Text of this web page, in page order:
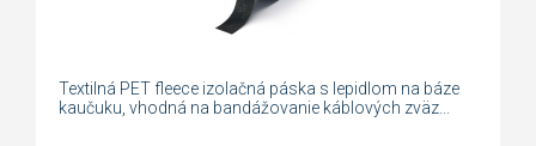
Textilná PET fleece izolačná páska s lepidlom na báze
kaučuku, vhodná na bandážovanie káblových zväz...